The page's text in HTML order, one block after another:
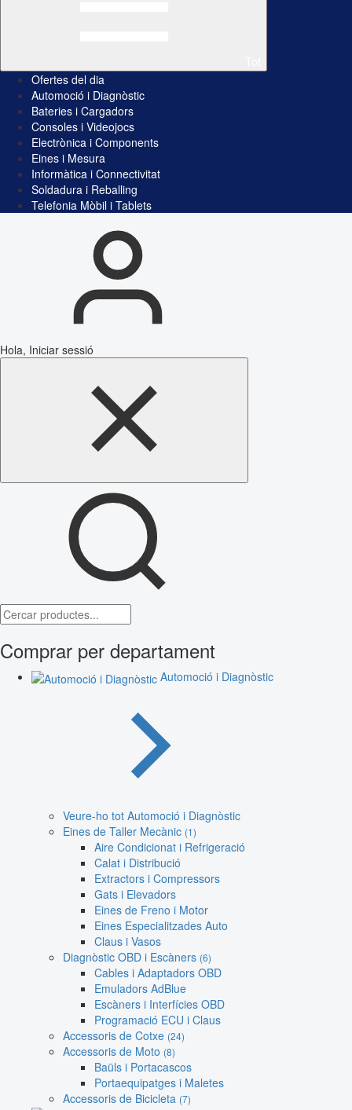
Ofertes del dia
Automoció i Diagnòstic
Bateries i Cargadors
Consoles i Videojocs
Electrònica i Components
Eines i Mesura
Informàtica i Connectivitat
Soldadura i Reballing
Telefonia Mòbil i Tablets
Hola, Iniciar sessió
Comprar per departament
Automoció i Diagnòstic
Veure-ho tot Automoció i Diagnòstic
Eines de Taller Mecànic (1)
Aire Condicionat i Refrigeració
Calat i Distribució
Extractors i Compressors
Gats i Elevadors
Eines de Freno i Motor
Eines Especialitzades Auto
Claus i Vasos
Diagnòstic OBD i Escàners (6)
Cables i Adaptadors OBD
Emuladors AdBlue
Escàners i Interfícies OBD
Programació ECU i Claus
Accessoris de Cotxe (24)
Accessoris de Moto (8)
Baüls i Portacascos
Portaequipatges i Maletes
Accessoris de Bicicleta (7)